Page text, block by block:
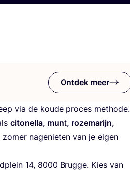
Ontdek meer
via de kou­de pro­ces metho­de.
cito­nel­la, munt, roze­ma­rijn,
nagenie­ten van je eigen
14, 8000 Brug­ge. Kies van